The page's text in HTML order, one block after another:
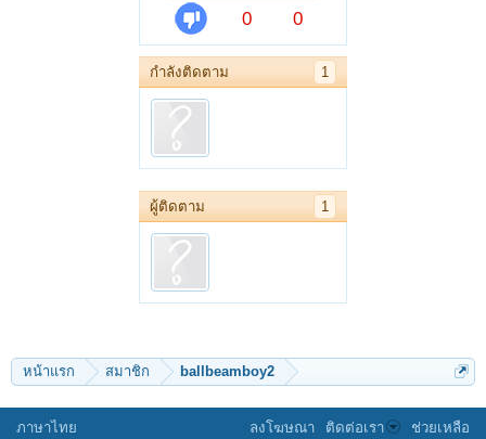
0
0
กำลังติดตาม 1
ผู้ติดตาม 1
หน้าแรก สมาชิก ballbeamboy2
ภาษาไทย ลงโฆษณา ติดต่อเรา ช่วยเหลือ